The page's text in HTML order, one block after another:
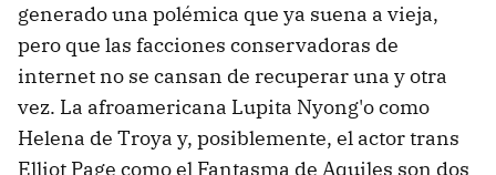
generado una polémica que ya suena a vieja,
pero que las facciones conservadoras de
internet no se cansan de recuperar una y otra
vez. La afroamericana Lupita Nyong'o como
Helena de Troya y, posiblemente, el actor trans
Elliot Page como el Fantasma de Aquiles son dos